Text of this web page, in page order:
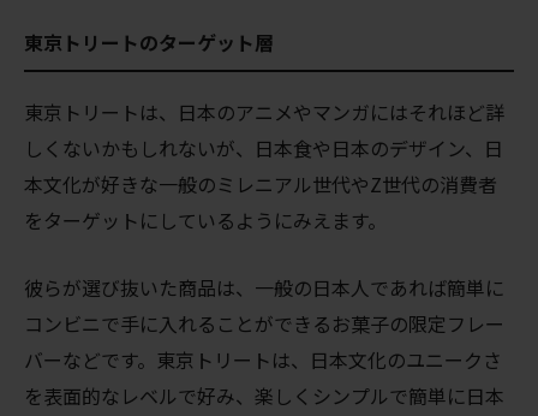
東京トリートのターゲット層
東京トリートは、日本のアニメやマンガにはそれほど詳
しくないかもしれないが、日本食や日本のデザイン、日
本文化が好きな一般のミレニアル世代やZ世代の消費者
をターゲットにしているようにみえます。
彼らが選び抜いた商品は、一般の日本人であれば簡単に
コンビニで手に入れることができるお菓子の限定フレー
バーなどです。東京トリートは、日本文化のユニークさ
を表面的なレベルで好み、楽しくシンプルで簡単に日本